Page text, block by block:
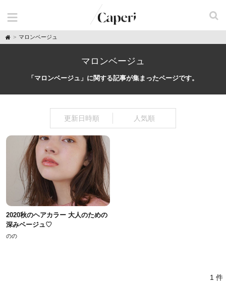
H
o
マロンベージュ
マロンベージュ
「マロンベージュ」に関する記事が集まったページです。
更新日時順 人気順
2020秋のヘアカラー 大人のための
深みベージュ♡
のの
1 件